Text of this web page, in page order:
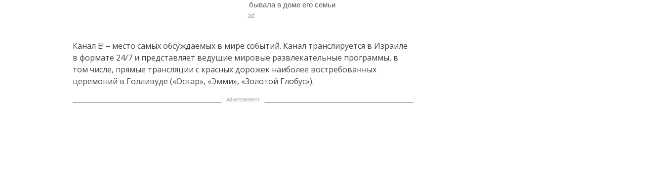
бывала в доме его семьи
ad
Канал E! – место самых обсуждаемых в мире событий. Канал транслируется в Израиле
в формате 24/7 и представляет ведущие мировые развлекательные программы, в
том числе, прямые трансляции с красных дорожек наиболее востребованных
церемоний в Голливуде («Оскар», «Эмми», «Золотой Глобус»).